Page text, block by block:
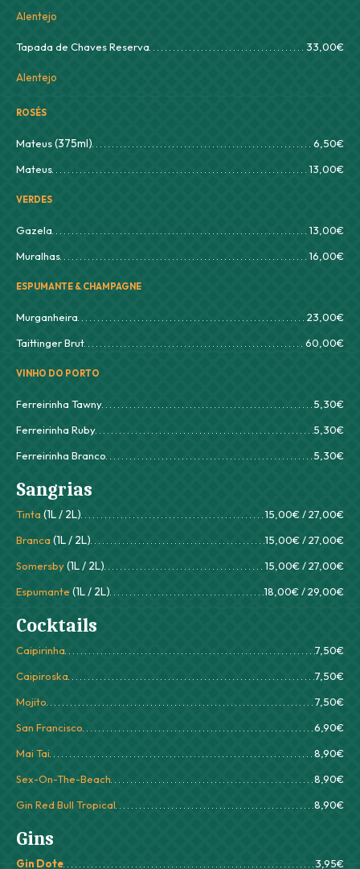
Alentejo
Tapada de Chaves Reserva 33,00€
Alentejo
ROSÉS
Mateus(375ml)
6,50€
Mateus
13,00€
VERDES
Gazela
13,00€
Muralhas
16,00€
ESPUMANTE & CHAMPAGNE
Murganheira
23,00€
Taittinger Brut
60,00€
VINHO DO PORTO
Ferreirinha Tawny
5,30€
Ferreirinha Ruby
5,30€
Ferreirinha Branco
5,30€
Sangrias
Tinta (1L / 2L)
15,00€ / 27,00€
Branca (1L / 2L)
15,00€ / 27,00€
Somersby (1L / 2L)
15,00€ / 27,00€
Espumante (1L / 2L) 18,00€ / 29,00€
Cocktails
Caipirinha
7,50€
Caipiroska
7,50€
Mojito
7,50€
San Francisco
6,90€
Mai Tai
8,90€
Sex-On-The-Beach
8,90€
Gin Red Bull Tropical
8,90€
Gins
Gin Dote 3,95€